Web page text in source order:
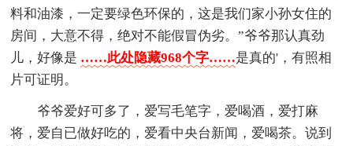
料和油漆，一定要绿色环保的，这是我们家小孙女住的
房间，大意不得，绝对不能假冒伪劣。”爷爷那认真劲
儿，好像是 ……此处隐藏968个字……是真的'，有照相
片可证明。
爷爷爱好可多了，爱写毛笔字，爱喝酒，爱打麻
将，爱自已做好吃的，爱看中央台新闻，爱喝茶。说到